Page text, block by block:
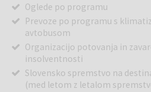
Oglede po programu
Prevoze po programu s
avtobusom
Organizacijo potovanja in
insolventnosti
Slovensko spremstvo na
(med letom z letalom